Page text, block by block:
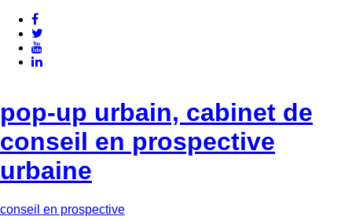
pop-up urbain, cabinet de
conseil en prospective
urbaine
conseil en prospective